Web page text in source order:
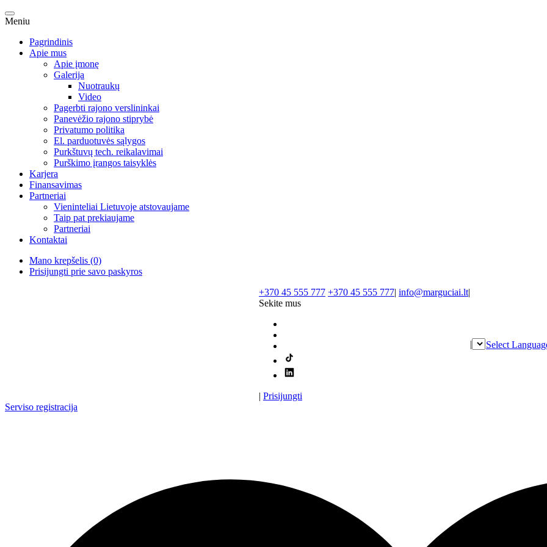
Meniu
Pagrindinis
Apie mus
Apie įmonę
Galerija
Nuotraukų
Video
Pagerbti rajono verslininkai
Panevėžio rajono stiprybė
Privatumo politika
El. parduotuvės sąlygos
Purkštuvų tech. reikalavimai
Purškimo įrangos taisyklės
Karjera
Finansavimas
Partneriai
Vieninteliai Lietuvoje atstovaujame
Taip pat prekiaujame
Partneriai
Kontaktai
Mano krepšelis (0)
Prisijungti prie savo paskyros
+370 45 555 777 +370 45 555 777| info@marguciai.lt|
Sekite mus
| Prisijungti
| Select
Serviso registracija